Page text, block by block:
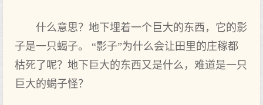
什么意思？地下埋着一个巨大的东西，它的影
子是一只蝎子。 “影子”为什么会让田里的庄稼都
枯死了呢？地下巨大的东西又是什么，难道是一只
巨大的蝎子怪？